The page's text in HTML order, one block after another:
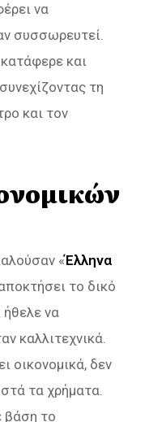
να
συσσωρευτεί.
και
τη
και τον
«Έλληνα
το δικό
ήθελε να
καλλιτεχνικά.
οικονομικά, δεν
τα χρήματα.
βάση το